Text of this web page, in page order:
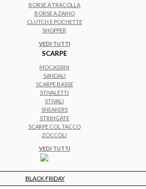
BORSE A TRACOLLA
BORSE A ZAINO
CLUTCH E POCHETTE
SHOPPER
VEDI TUTTI
SCARPE
MOCASSINI
SANDALI
SCARPE BASSE
STIVALETTI
STIVALI
SNEAKERS
STRINGATE
SCARPE COL TACCO
ZOCCOLI
VEDI TUTTI
BLACK FRIDAY